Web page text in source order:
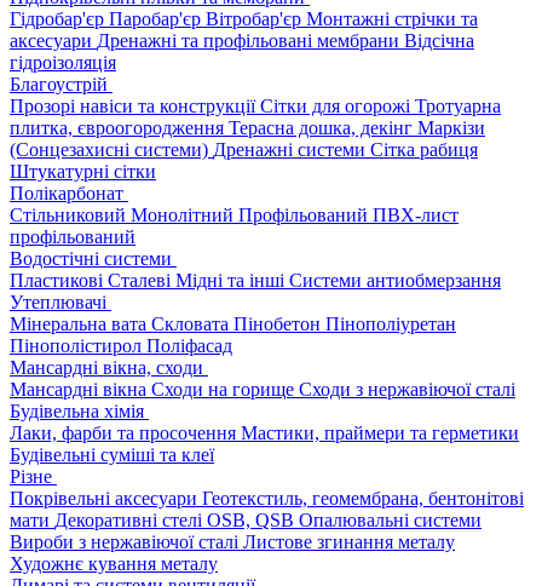
Гідробар'єр Паробар'єр Вітробар'єр Монтажні стрічки та
аксесуари Дренажні та профільовані мембрани Відсічна
гідроізоляція
Благоустрій
Прозорі навіси та конструкціїСітки для огорожі Тротуарна
плитка, євроогородження Терасна дошка, декінг Маркізи
(Сонцезахисні системи) Дренажні системи Сітка рабиця
Штукатурні сітки
Полікарбонат
Стільниковий Монолітний Профільований ПВХ-лист
профільований
Водостічні системи
Пластикові Сталеві Мідні та інші Системи антиобмерзання
Утеплювачі
Мінеральна вата Скловата Пінобетон Пінополіуретан
Пінополістирол Поліфасад
Мансардні вікна, сходи
Мансардні вікна Сходи на горище Сходи з нержавіючої сталі
Будівельна хімія
Лаки, фарби та просочення Мастики, праймери та герметики
Будівельні суміші та клеї
Різне
Покрівельні аксесуари Геотекстиль, геомембрана, бентонітові
мати Декоративні стелі OSB, QSB Опалювальні системи
Вироби з нержавіючої сталі Листове згинання металу
Художнє кування металу